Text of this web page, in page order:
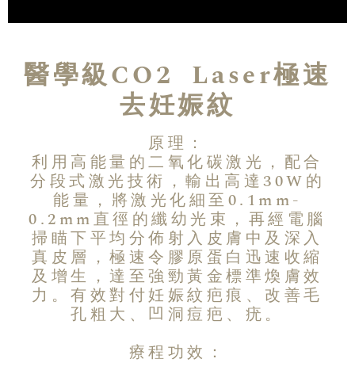
醫學級CO2 Laser極速
去妊娠紋
原理：
利用高能量的二氧化碳激光，配合
分段式激光技術，輸出高達30W的
能量，將激光化細至0.1mm-
0.2mm直徑的纖幼光束，再經電腦
掃瞄下平均分佈射入皮膚中及深入
真皮層，極速令膠原蛋白迅速收縮
及增生，達至強勁黃金標準煥膚效
力。有效對付妊娠紋疤痕、改善毛
孔粗大、凹洞痘疤、疣。
療程功效：